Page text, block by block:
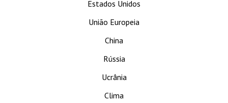
Estados Unidos
União Europeia
China
Rússia
Ucrânia
Clima